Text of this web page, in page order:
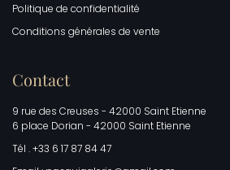
Politique de confidentialité
Conditions générales de vente
Contact
9 rue des Creuses - 42000 Saint Etienne
6 place Dorian - 42000 Saint Etienne
Tél . +33 6 17 87 84 47